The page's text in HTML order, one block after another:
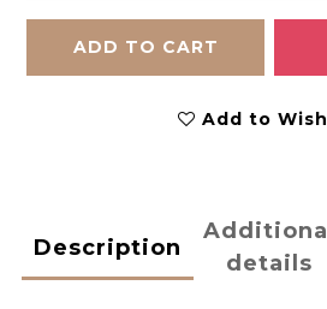
ADD TO CART
Add to
Description
Additional
details